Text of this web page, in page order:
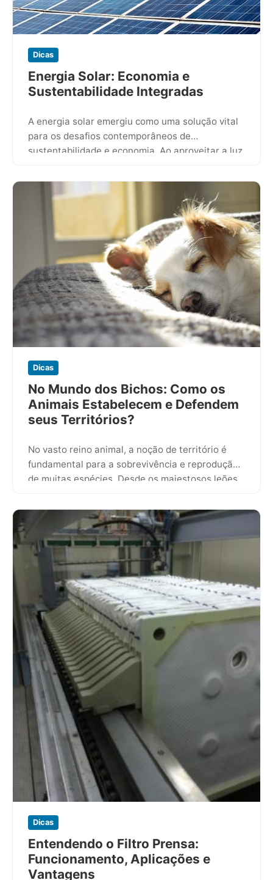
Dicas
Energia Solar: Economia e
Sustentabilidade Integradas
A energia solar emergiu como uma solução vital
para os desafios contemporâneos de
sustentabilidade e economia. Ao aproveitar a luz
Dicas
No Mundo dos Bichos: Como os
Animais Estabelecem e Defendem
seus Territórios?
No vasto reino animal, a noção de território é
fundamental para a sobrevivência e reprodução
de muitas espécies. Desde os majestosos leões
Dicas
Entendendo o Filtro Prensa:
Funcionamento, Aplicações e
Vantagens